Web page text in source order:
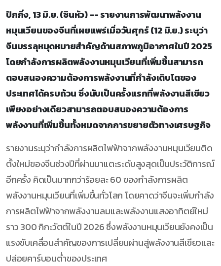
ปักกิ่ง, 13 มิ.ย. (ซินหัว) -- รายงานการพัฒนาพลังงาน
หมุนเวียนของจีนที่เผยแพร่เมื่อวันศุกร์ (12 มิ.ย.) ระบุว่า
จีนบรรลุหมุดหมายสำคัญด้านสภาพภูมิอากาศในปี 2025
โดยกำลังการผลิตพลังงานหมุนเวียนที่เพิ่มขึ้นสามารถ
ตอบสนองความต้องการพลังงานที่กำลังเติบโตของ
ประเทศได้ครบถ้วน ซึ่งนับเป็นครั้งแรกที่พลังงานสีเขียว
เพียงอย่างเดียวสามารถตอบสนองความต้องการ
พลังงานที่เพิ่มขึ้นทั้งหมดจากการขยายตัวทางเศรษฐกิจ
รายงานระบุว่ากำลังการผลิตไฟฟ้าจากพลังงานหมุนเวียนติด
ตั้งใหม่ของจีนช่วงปีที่ผ่านมาแตะระดับสูงสุดเป็นประวัติการณ์
อีกครั้ง คิดเป็นมากกว่าร้อยละ 60 ของกำลังการผลิต
พลังงานหมุนเวียนที่เพิ่มขึ้นทั่วโลก โดยคาดว่าจีนจะเพิ่มกำลัง
การผลิตไฟฟ้าจากพลังงานลมและพลังงานแสงอาทิตย์ใหม่
ราว 300 กิกะวัตต์ในปี 2026 ซึ่งพลังงานหมุนเวียนยังคงเป็น
แรงขับเคลื่อนสำคัญของการเปลี่ยนผ่านสู่พลังงานสีเขียวและ
ปล่อยคาร์บอนต่ำของประเทศ